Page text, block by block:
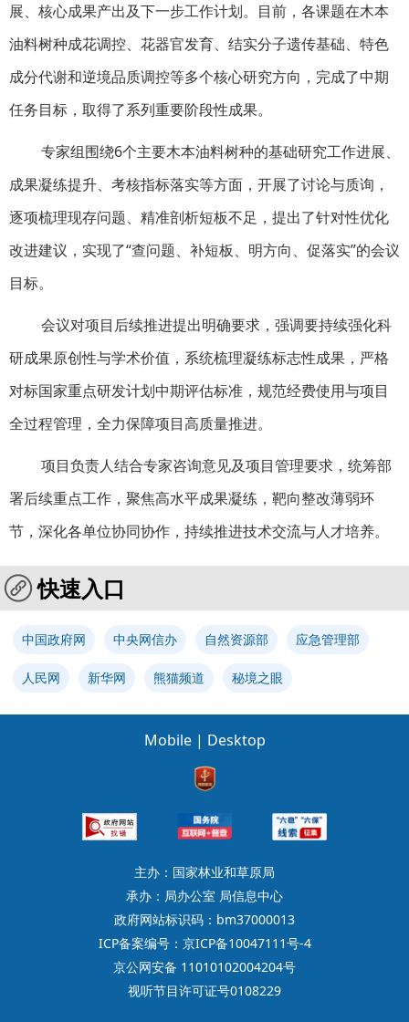
展、核心成果产出及下一步工作计划。目前，各课题在木本
油料树种成花调控、花器官发育、结实分子遗传基础、特色
成分代谢和逆境品质调控等多个核心研究方向，完成了中期
任务目标，取得了系列重要阶段性成果。
专家组围绕6个主要木本油料树种的基础研究工作进展、
成果凝练提升、考核指标落实等方面，开展了讨论与质询，
逐项梳理现存问题、精准剖析短板不足，提出了针对性优化
改进建议，实现了“查问题、补短板、明方向、促落实”的会议
目标。
会议对项目后续推进提出明确要求，强调要持续强化科
研成果原创性与学术价值，系统梳理凝练标志性成果，严格
对标国家重点研发计划中期评估标准，规范经费使用与项目
全过程管理，全力保障项目高质量推进。
项目负责人结合专家咨询意见及项目管理要求，统筹部
署后续重点工作，聚焦高水平成果凝练，靶向整改薄弱环
节，深化各单位协同协作，持续推进技术交流与人才培养。
快速入口
中国政府网 中央网信办 自然资源部 应急管理部
人民网 新华网 熊猫频道 秘境之眼
Mobile | Desktop
主办：国家林业和草原局
承办：局办公室 局信息中心
政府网站标识码：bm37000013
ICP备案编号：京ICP备10047111号-4
京公网安备 11010102004204号
视听节目许可证号0108229